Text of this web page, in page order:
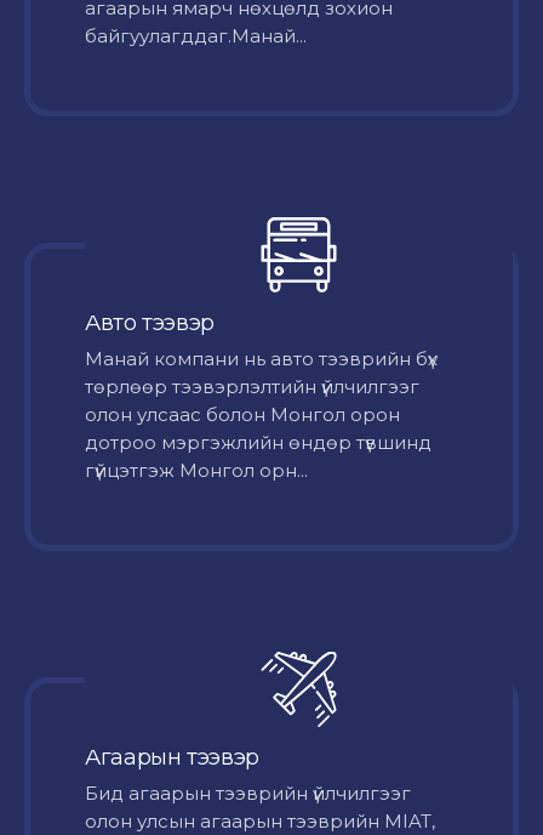
агаарын ямарч нөхцөлд зохион
байгуулагддаг.Манай...
Авто тээвэр
Mанай компани нь авто тээврийн бүх
төрлөөр тээвэрлэлтийн үйлчилгээг
олон улсаас болон Монгол орон
дотроо мэргэжлийн өндөр түвшинд
гүйцэтгэж Монгол орн...
Агаарын тээвэр
Бид агаарын тээврийн үйлчилгээг
олон улсын агаарын тээврийн MIAT,